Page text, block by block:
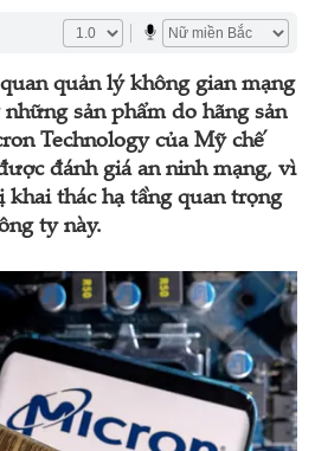
quản lý không gian mạng
sản phẩm do hãng sản
Technology của Mỹ chế
đánh giá an ninh mạng, vì
khai thác hạ tầng quan trọng
ty này.